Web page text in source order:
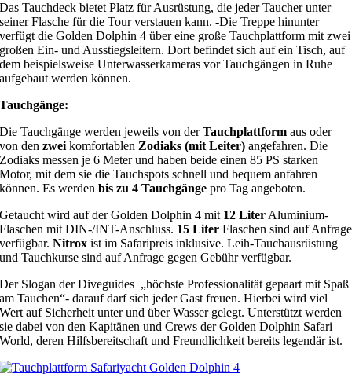
Das Tauchdeck bietet Platz für Ausrüstung, die jeder Taucher unter
seiner Flasche für die Tour verstauen kann. -Die Treppe hinunter
verfügt die Golden Dolphin 4 über eine große Tauchplattform mit zwei
großen Ein- und Ausstiegsleitern. Dort befindet sich auf ein Tisch, auf
dem beispielsweise Unterwasserkameras vor Tauchgängen in Ruhe
aufgebaut werden können.
Tauchgänge:
Die Tauchgänge werden jeweils von derTauchplattform aus oder
von denzwei komfortablen Zodiaks (mit Leiter) angefahren. Die
Zodiaks messen je 6 Meter und haben beide einen 85 PS starken
Motor, mit dem sie die Tauchspots schnell und bequem anfahren
können. Es werdenbis zu 4 Tauchgänge pro Tag angeboten.
Getaucht wird auf der Golden Dolphin 4 mit 12 Liter Aluminium-
Flaschen mit DIN-/INT-Anschluss. 15 Liter Flaschen sind auf Anfrage
verfügbar.Nitrox ist im Safaripreis inklusive. Leih-Tauchausrüstung
und Tauchkurse sind auf Anfrage gegen Gebühr verfügbar.
Der Slogan der Diveguides „höchste Professionalität gepaart mit Spaß
am Tauchen“- darauf darf sich jeder Gast freuen. Hierbei wird viel
Wert auf Sicherheit unter und über Wasser gelegt. Unterstützt werden
sie dabei von den Kapitänen und Crews der Golden Dolphin Safari
World, deren Hilfsbereitschaft und Freundlichkeit bereits legendär ist.